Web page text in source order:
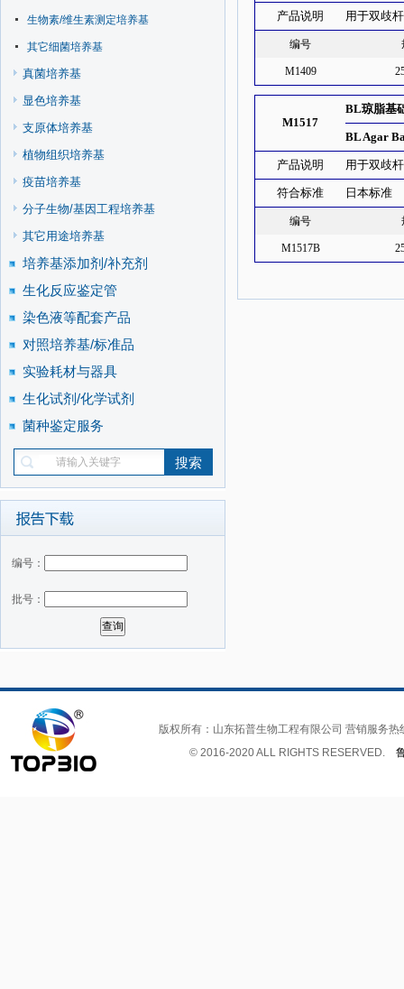
生物素/维生素测定培养基
其它细菌培养基
真菌培养基
显色培养基
支原体培养基
植物组织培养基
疫苗培养基
分子生物/基因工程培养基
其它用途培养基
培养基添加剂/补充剂
生化反应鉴定管
染色液等配套产品
对照培养基/标准品
实验耗材与器具
生化试剂/化学试剂
菌种鉴定服务
编号：
批号：
产品说明 用于双歧
编号
M1409
M1517
BL琼脂基
BL Agar
产品说明 用于双歧
符合标准 日本标准
编号
M1517B
版权所有：山东拓普生物工程有限公司 营销服务热
© 2016-2020 ALL RIGHTS RESERVED.